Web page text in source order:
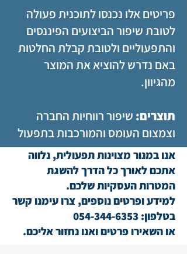
פריטים אלו נכנסו לתוכנית פעולה
לטובת שיפור הביצועים הפיננסים
והתפעוליים ולטובת קבלת החלטות
באם נדרש להוציא את המוצר
מהגיוון.
תוצרים: שיפור רווחיות החברה
וצמצום העומס והמורכבות בתפעול
אנו במנור מצוינות תפעולית, נלווה
אתכם לאורך כל הדרך להשגת
המטרות העסקיות שלכם.
למידע ופרטים נוספים, צרו עימנו קשר
בטלפון: 054-344-6353
או השאירו פרטים ואנו נחזור אליכם.